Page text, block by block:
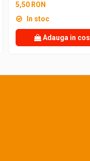
5,50 RON
In stoc
Adauga in cos